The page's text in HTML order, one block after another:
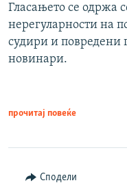
Гласањето се одржа
нерегуларности на
судири и повредени
новинари.
прочитај повеќе
Сподели